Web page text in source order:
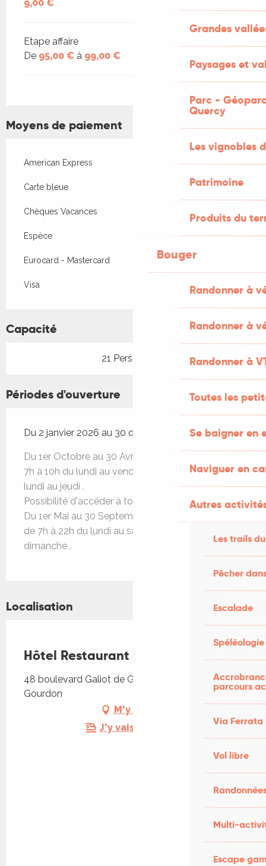
Grandes
Paysages et
Parc -
Quercy
Les vignobles
Patrimoine
Produits du
Bouger
Randonner à
Randonner à
Randonner à
Toutes les
Se baigner en
Naviguer en
Autres
Les trails
Pêcher
Escalade
Spéléologie
parcours
Via Ferrata
Vol libre
Multi-
Escape
9,00 €
Etape affaire
De 95,00 € à 99,00 €
Moyens de paiement
American Express
Carte bleue
Chèques Vacances
Espèce
Eurocard - Mastercard
Visa
Capacité
21 Personne(s)
Périodes d'ouverture
Du 2 janvier 2026 au 30 décembre 2026
Du 1er Octobre au 30 Avril, réception ouverte de
7h à 10h du lundi au vendredi et de 17h à 21h du
lundi au jeudi .
Possibilité d'accéder à toute heure via un code .
Du 1er Mai au 30 Septembre , réception ouverte
de 7h à 22h du lundi au samedi et de 7h à 10h le
dimanche .
Localisation
Hôtel Restaurant La Promenade
48 boulevard Galiot de Genouillac, 46300
Gourdon
M'y rendre
J'y vais en train !